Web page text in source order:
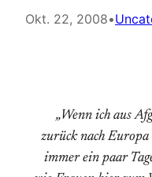
Okt. 22, 2008•
„Wenn ich aus
zurück nach
immer ein paar